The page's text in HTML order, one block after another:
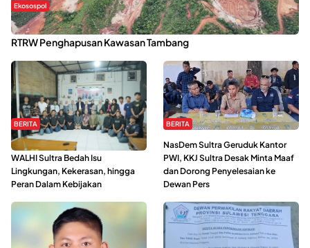
Ekosospol
Kabaena Menanti Kepastian Pemulihan Lingkungan Usai Revisi
RTRW Penghapusan Kawasan Tambang
BERITA
Refleksi Gerakan Perempuan,
WALHI Sultra Bedah Isu
Lingkungan, Kekerasan, hingga
Peran Dalam Kebijakan
BERITA
NasDem Sultra Geruduk Kantor
PWI, KKJ Sultra Desak Minta Maaf
dan Dorong Penyelesaian ke
Dewan Pers